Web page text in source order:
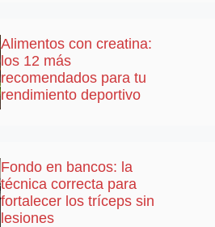
Alimentos con creatina:
los 12 más
recomendados para tu
rendimiento deportivo
Fondo en bancos: la
técnica correcta para
fortalecer los tríceps sin
lesiones